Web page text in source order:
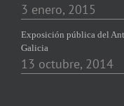
3 enero, 2015
Exposición pública del
Galicia
13 octubre, 2014